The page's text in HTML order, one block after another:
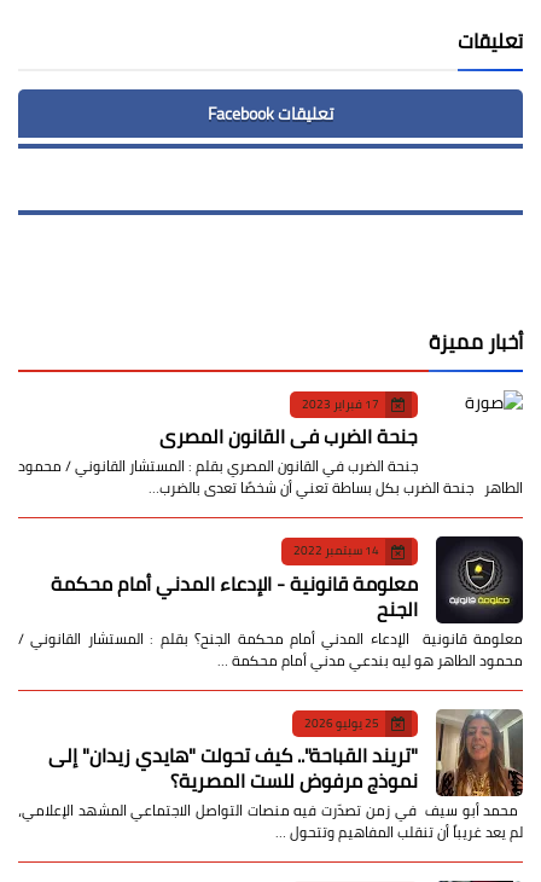
تعليقات
تعليقات Facebook
أخبار مميزة
17 فبراير 2023
جنحة الضرب في القانون المصري
جنحة الضرب في القانون المصري بقلم : المستشار القانوني / محمود
الطاهر جنحة الضرب بكل بساطة تعني أن شخصًا تعدى بالضرب…
14 سبتمبر 2022
معلومة قانونية - الإدعاء المدني أمام محكمة
الجنح
معلومة قانونية الإدعاء المدني أمام محكمة الجنح؟ بقلم : المستشار القانوني /
محمود الطاهر هو ليه بندعي مدني أمام محكمة …
25 يوليو 2026
​"تريند القباحة".. كيف تحولت "هايدي زيدان" إلى
نموذج مرفوض للست المصرية؟
​ محمد أبو سيف ​في زمن تصدّرت فيه منصات التواصل الاجتماعي المشهد الإعلامي،
لم يعد غريباً أن تنقلب المفاهيم وتتحول …